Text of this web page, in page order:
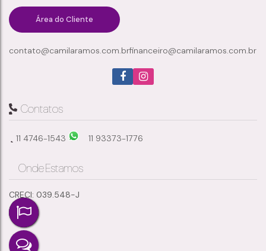
2 4 1 1
10
Vaga(s)
Área do Cliente
contato@camilaramos.com.brfinanceiro@camilaramos.com.br
Contatos
11 4746-1543 11 93373-1776
Onde Estamos
CRECI: 039.548-J